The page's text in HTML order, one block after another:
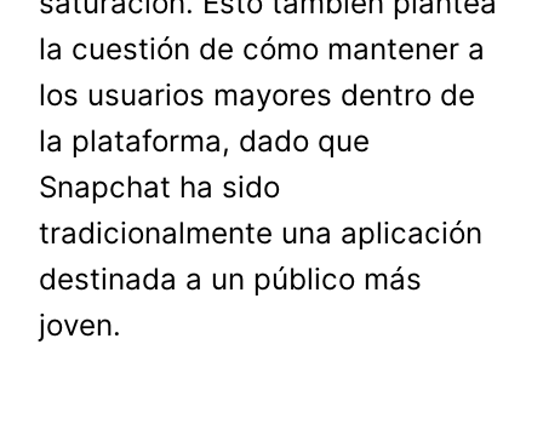
la cuestión de cómo mantener a
los usuarios mayores dentro de
la plataforma, dado que
Snapchat ha sido
tradicionalmente una aplicación
destinada a un público más
joven.